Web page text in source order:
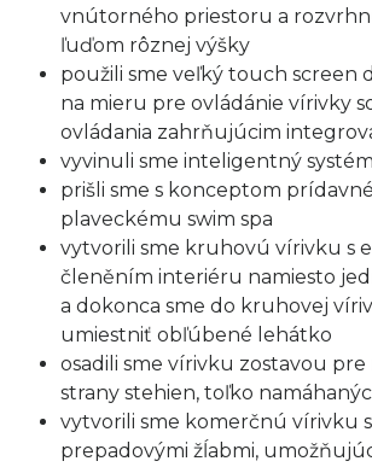
vnútorného priestoru a
ľuďom rôznej výšky
použili sme veľký touch screen
na mieru pre ovládánie vírivky
ovládania zahrňujúcim
vyvinuli sme inteligentný
prišli sme s konceptom
plaveckému swim spa
vytvorili sme kruhovú vírivku s
členěním interiéru namiesto
a dokonca sme do kruhovej
umiestniť obľúbené lehátko
osadili sme vírivku zostavou pre
strany stehien, toľko
vytvorili sme komerčnú vírivku
prepadovými žĺabmi,